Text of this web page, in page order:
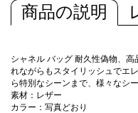
商品の説明
シャネル バッグ 耐久性偽物、
れながらもスタイリッシュでエ
ら特別なシーンまで、様々なシ
素材：レザー
カラー：写真どおり